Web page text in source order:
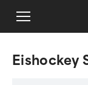
Eishockey